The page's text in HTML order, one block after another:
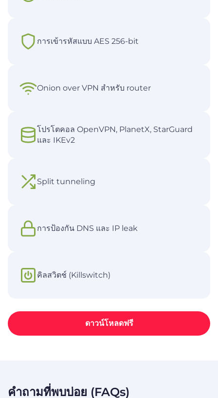
การเข้ารหัสแบบ AES 256-bit
Onion over VPN สำหรับ router
โปรโตคอล OpenVPN, PlanetX, StarGuard
และ IKEv2
Split tunneling
การป้องกัน DNS และ IP leak
คิลสวิตช์ (Killswitch)
ดาวน์โหลดฟรี
คำถามที่พบบ่อย (FAQs)